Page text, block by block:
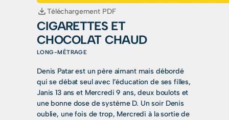
Téléchargement PDF
CIGARETTES ET
CHOCOLAT CHAUD
LONG-MÉTRAGE
Denis Patar est un père aimant mais débordé
qui se débat seul avec l’éducation de ses filles,
Janis 13 ans et Mercredi 9 ans, deux boulots et
une bonne dose de système D. Un soir Denis
oublie, une fois de trop, Mercredi à la sortie de